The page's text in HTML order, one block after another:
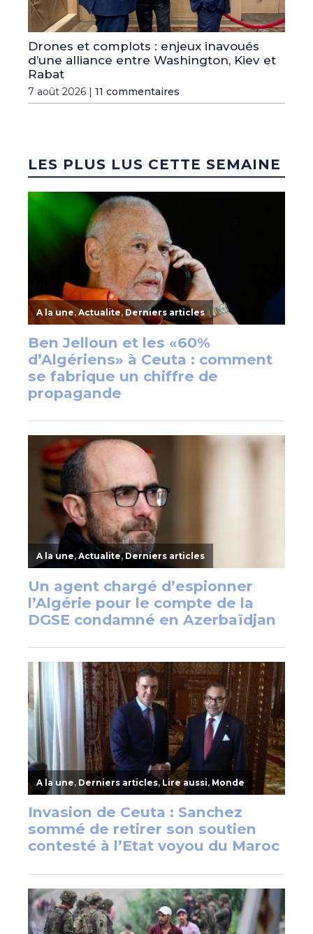
Drones et complots : enjeux inavoués
d’une alliance entre Washington, Kiev et
Rabat
7 août 2026 | 11 commentaires
LES PLUS LUS CETTE SEMAINE